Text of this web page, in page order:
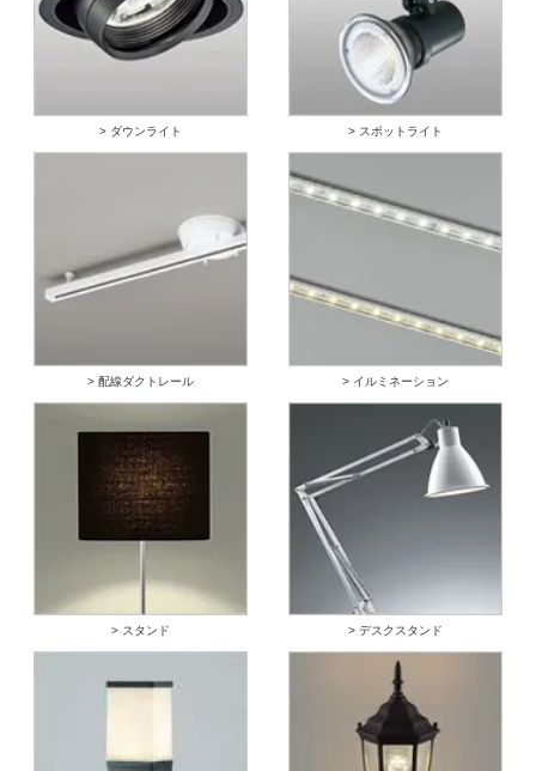
> ダウンライト > スポットライト
> 配線ダクトレール > イルミネーション
> スタンド > デスクスタンド